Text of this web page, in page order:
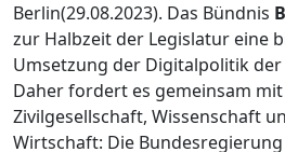
Berlin(29.08.2023). Das Bündnis
zur Halbzeit der Legislatur eine
Umsetzung der Digitalpolitik
Daher fordert es gemeinsam
Zivilgesellschaft, Wissenschaft
Wirtschaft: Die